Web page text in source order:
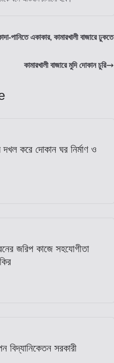
পানিতে একাকার, কামারখালী বাজারে ঢুকতে
কামারখালী বাজারে মুদি দোকান চুরি
দখল করে দোকান ঘর নির্মাণ ও
জরিপ কাজে সহযোগীতা
বিদ্যানিকেতন সরকারী